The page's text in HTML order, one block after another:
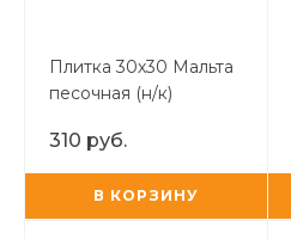
Плитка 30х30 Мальта
песочная (н/к)
310 руб.
В КОРЗИНУ